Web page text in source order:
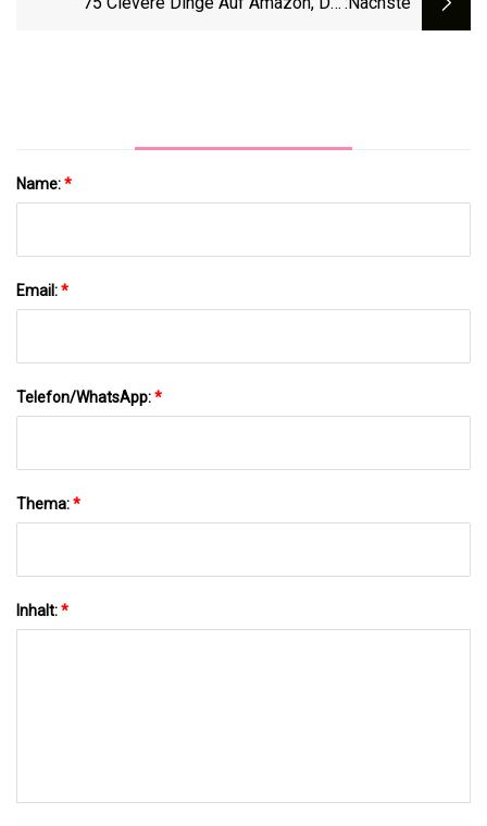
Name:*
Email:*
Telefon/WhatsApp:*
Thema:*
Inhalt:*